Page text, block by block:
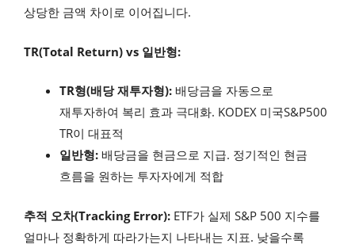
상당한 금액 차이로 이어집니다.
TR(Total Return) vs 일반형:
TR형(배당 재투자형): 배당금을 자동으로
재투자하여 복리 효과 극대화. KODEX 미국S&P500
TR이 대표적
일반형: 배당금을 현금으로 지급. 정기적인 현금
흐름을 원하는 투자자에게 적합
추적 오차(Tracking Error): ETF가 실제 S&P 500 지수를
얼마나 정확하게 따라가는지 나타내는 지표. 낮을수록